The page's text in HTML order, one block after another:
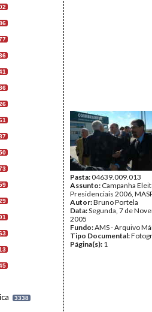
3338
Pasta:04639.009.013
Assunto: Campanha
Presidenciais 2006,
Autor:Bruno Portela
Data:Segunda, 7 de
2005
Fundo:AMS - Arquivo
Tipo Documental:
Página(s): 1